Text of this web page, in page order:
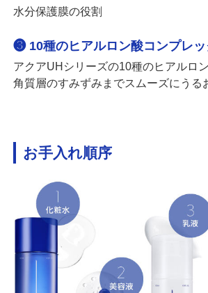
水分保護膜の役割
❸ 10種のヒアルロン酸コンプレッ
アクアUHシリーズの10種のヒアルロ
角質層のすみずみまでスムーズにうる
お手入れ順序